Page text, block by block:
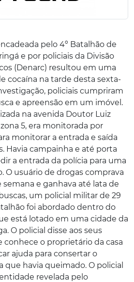
pelo 4º Batalhão de
e por policiais da Divisão
(Denarc) resultou em uma
cocaína na tarde desta sexta-
policiais cumpriram
e apreensão em um imóvel.
na avenida Doutor Luiz
5, era monitorada por
monitorar a entrada e saída
Havia campainha e até porta
a entrada da polícia para uma
O usuário de drogas comprava
semana e ganhava até lata de
um policial militar de 29
foi abordado dentro do
está lotado em uma cidade da
O policial disse aos seus
conhece o proprietário da casa
ajuda para consertar o
que havia queimado. O policial
revelada pelo